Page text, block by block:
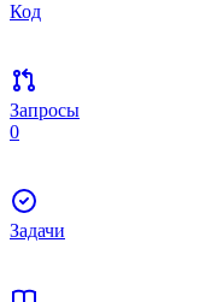
Код
Запросы
0
Задачи